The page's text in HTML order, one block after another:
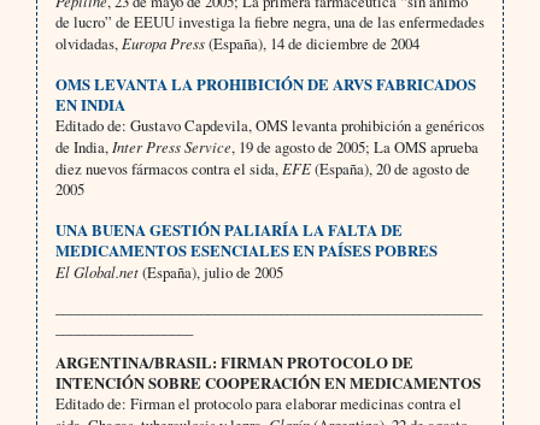
de lucro” de EEUU in­vestiga la fiebre negra, una de las enfermedades
olvidadas, Europa Press(España), 14 de diciembre de 2004
OMS LEVANTA LA PROHIBICIÓN DE ARVS FABRICADOS
EN INDIA
Editado de: Gustavo Capdevila, OMS levanta prohibición a genéricos
de India, Inter Press Service, 19 de agosto de 2005; La OMS aprueba
diez nuevos fármacos contra el sida, EFE(España), 20 de agosto de
2005
UNA BUENA GESTIÓN PALIARÍA LA FALTA DE
MEDICAMENTOS ESENCIALES EN PAÍSES POBRES
El Global.net(España), julio de 2005
ARGENTINA/BRASIL: FIRMAN PROTOCOLO DE
INTENCIÓN SOBRE COOPERACIÓN EN MEDICAMENTOS
Editado de: Firman el protocolo para elaborar medicinas contra el